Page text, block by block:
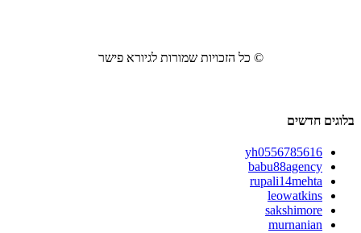
© כל הזכויות שמורות לגיורא פישר
בלוגים חדשים
yh0556785616
babu88agency
rupali14mehta
leowatkins
sakshimore
murnanian